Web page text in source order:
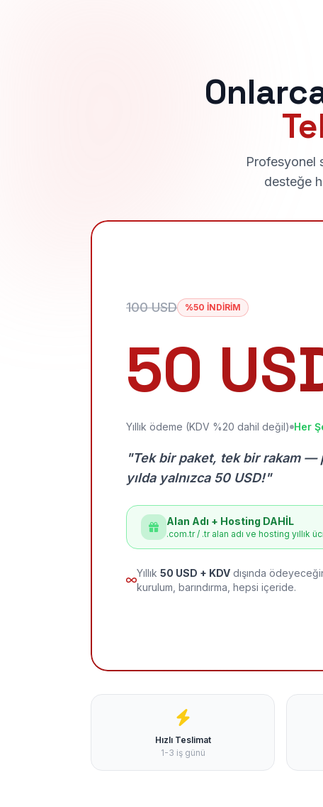
Profesyonel
desteğe
100 USD %50 İNDİRİM
50
Yıllık ödeme (KDV %20 dahil değil) Her
"Tek bir paket, tek bir rakam
yılda yalnızca 50 USD!"
Alan Adı + Hosting DAHİL
.com.tr / .tr alan adı ve hosting yıllık
Yıllık 50 USD + KDV dışında
kurulum, barındırma, hepsi içeride.
Hızlı Teslimat
1-3 iş günü